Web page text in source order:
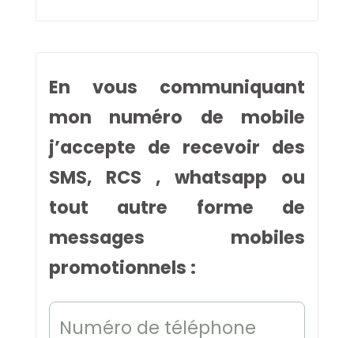
En vous communiquant
mon numéro de mobile
j’accepte de recevoir des
SMS, RCS , whatsapp ou
tout autre forme de
messages mobiles
promotionnels :
Numéro de téléphone